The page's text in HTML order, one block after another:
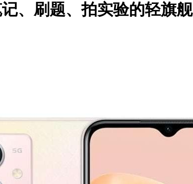
、刷题、拍实验的轻旗舰